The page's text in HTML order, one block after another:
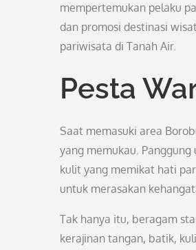
mempertemukan pelaku
dan promosi destinasi
pariwisata di Tanah Air.
Pesta
Saat memasuki area
yang memukau.
kulit yang memikat hati
untuk merasakan
Tak hanya itu, beragam
kerajinan tangan, batik,